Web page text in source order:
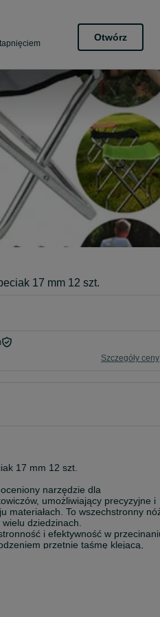
Otwórz
17 mm 12 szt.
Szczegóły ceny
17 mm 12 szt.
narzędzie dla
umożliwiający precyzyjne i
materiałach. To wszechstronny
dziedzinach.
i efektywność w
przetnie taśmę klejącą,
skóry. Dzięki szerokiemu
system łamania. Długość